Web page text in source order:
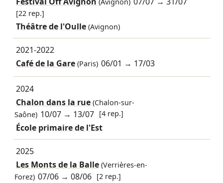
(Avignon)
[22 rep.]
Théâtre de l'Oulle (Avignon)
2021-2022
Café de la Gare(Paris) 06/01 → 17/03
2024
Chalon dans la rue(Chalon-sur-
Saône) 10/07 → 13/07 [4 rep.]
École primaire de l'Est
2025
Les Monts de la Balle(Verrières-en-
Forez) 07/06 →08/06 [2 rep.]